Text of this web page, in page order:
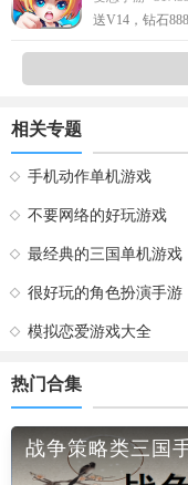
送V14，钻石
相关专题
手机动作单机游戏
不要网络的好玩游戏
最经典的三国单机游戏
很好玩的角色扮演手游
模拟恋爱游戏大全
热门合集
战争策略类三国